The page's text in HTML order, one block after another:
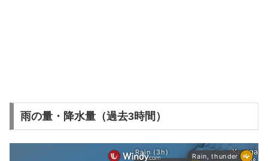
雨の量・降水量（過去3時間）